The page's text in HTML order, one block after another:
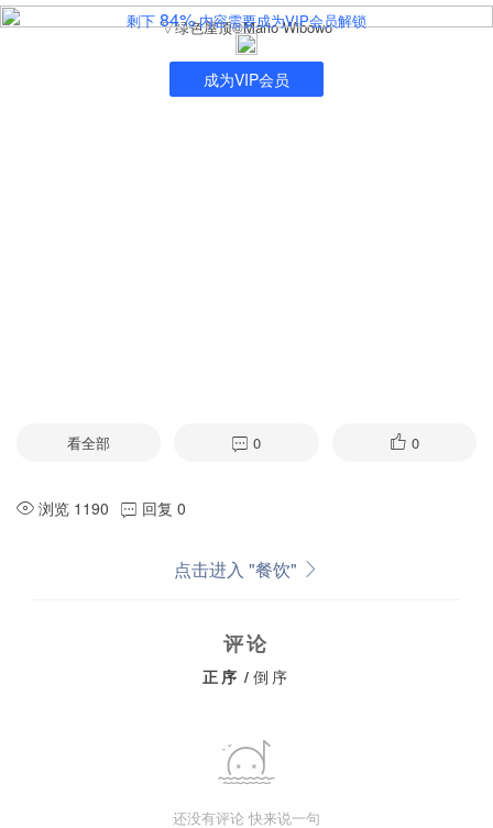
▽绿色屋顶©Mario Wibowo
剩下 84%内容需要成为VIP会员解锁
成为VIP会员
看全部 0 0
浏览 1190 回复 0
点击进入 "餐饮"
评论
正序 / 倒序
还没有评论 快来说一句